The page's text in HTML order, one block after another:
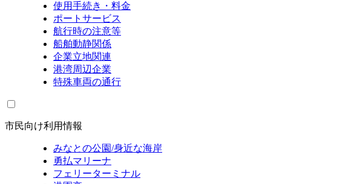
使用手続き・料金
ポートサービス
航行時の注意等
船舶動静関係
企業立地関連
港湾周辺企業
特殊車両の通行
市民向け利用情報
みなとの公園/身近な海岸
勇払マリーナ
フェリーターミナル